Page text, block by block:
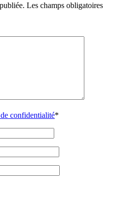
Les champs obligatoires
confidentialité*